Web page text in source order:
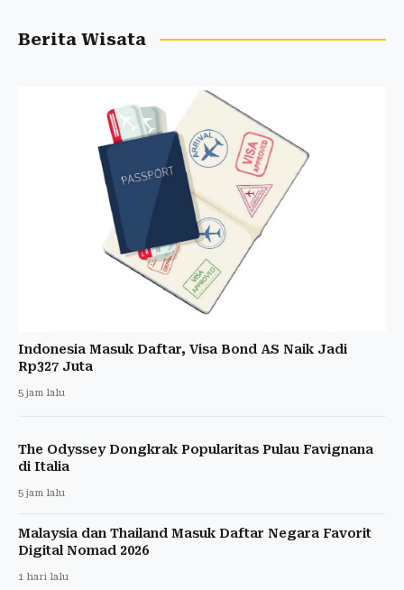
Berita Wisata
Indonesia Masuk Daftar, Visa Bond AS Naik Jadi
Rp327 Juta
5 jam lalu
The Odyssey Dongkrak Popularitas Pulau Favignana
di Italia
5 jam lalu
Malaysia dan Thailand Masuk Daftar Negara Favorit
Digital Nomad 2026
1 hari lalu